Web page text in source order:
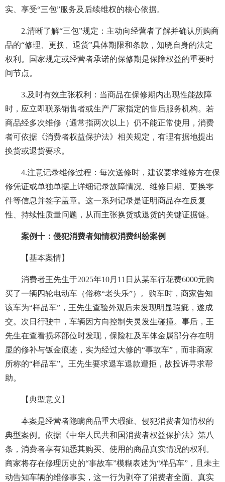
实、享受“三包”服务及后续维权的核心依据。
2.清晰了解“三包”规定：主动向经营者了解并确认所购商
品的“修理、更换、退货”具体期限和条款，知晓自身的法定
权利。国家规定或经营者承诺的保修期是保障权益的重要时
间节点。
3.及时有效主张权利：当商品在保修期内出现性能故障
时，应立即联系销售者或生产厂家指定的售后服务机构。若
商品经多次维修（通常指两次以上）仍不能正常使用，消费
者可依据《消费者权益保护法》相关规定，有理有据地提出
换货或退货要求。
4.注意记录维修过程：每次送修时，建议要求维修方在保
修凭证或单独单据上详细记录故障情况、维修日期、更换零
件等信息并签字盖章。这一系列记录是证明商品存在反复
性、持续性质量问题，从而主张换货或退货的关键证据链。
案例十：侵犯消费者知情权消费纠纷案例
【基本案情】
消费者王先生于2025年10月11日从某车行花费6000元购
买了一辆四轮电动车（俗称“老头乐”）。购车时，商家告知
该车为“样品车”，王先生查验外观后未发现明显瑕疵，遂成
交。次日行驶中，车辆因方向控制失灵发生碰撞。事后，王
先生在查看损坏部位时发现，保险杠及车体金属部分存在明
显的修补与钣金痕迹，实为经过大修的“事故车”，而非商家
所称的“样品车”。王先生要求退车退款遭拒，故投诉寻求帮
助。
【典型意义】
本案是经营者隐瞒商品重大瑕疵、侵犯消费者知情权的
典型案例。依据《中华人民共和国消费者权益保护法》第八
条，消费者享有知悉其购买、使用的商品真实情况的权利。
商家将存在修理历史的“事故车”模糊表述为“样品车”，且未主
动告知车辆的维修事实，这一行为剥夺了消费者全面、真实